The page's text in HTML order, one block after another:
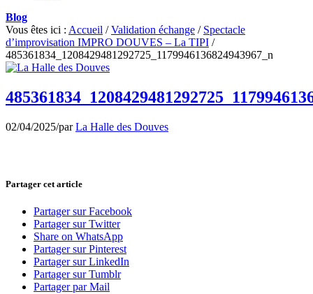
Blog
Vous êtes ici : Accueil / Validation échange / Spectacle
d’improvisation IMPRO DOUVES – La TIPI /
485361834_1208429481292725_1179946136824943967_n
02/04/2025/parLa Halle des Douves
Partager cet article
Partager sur Facebook
Partager sur Twitter
Share on WhatsApp
Partager sur Pinterest
Partager sur LinkedIn
Partager sur Tumblr
Partager par Mail